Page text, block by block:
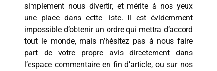
simplement nous divertir, et mérite à nos yeux
une place dans cette liste. Il est évidemment
impossible d’obtenir un ordre qui mettra d’accord
tout le monde, mais n’hésitez pas à nous faire
part de votre propre avis directement dans
l’espace commentaire en fin d’article, ou sur nos